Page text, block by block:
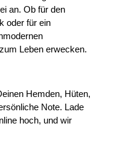
an. Ob für den
oder für ein
Leben erwecken.
Hemden, Hüten,
Note. Lade
hoch, und wir